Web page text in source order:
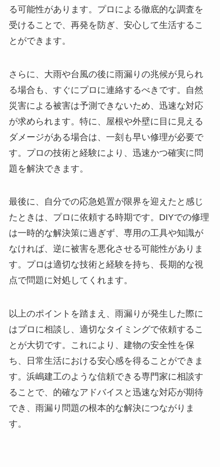
る可能性があります。プロによる徹底的な調査を
受けることで、再発を防ぎ、安心して生活するこ
とができます。
さらに、大雨や台風の後に雨漏りの兆候が見られ
る場合も、すぐにプロに連絡するべきです。自然
災害による被害は予測できないため、迅速な対応
が求められます。特に、屋根や外壁に目に見える
ダメージがある場合は、一刻も早い修理が必要で
す。プロの技術と経験により、迅速かつ確実に問
題を解決できます。
最後に、自分での応急処置が限界を迎えたと感じ
たときは、プロに依頼する時期です。DIYでの修理
は一時的な解決策に過ぎず、専用の工具や知識が
なければ、逆に被害を悪化させる可能性がありま
す。プロは適切な技術と経験を持ち、長期的な視
点で問題に対処してくれます。
以上のポイントを踏まえ、雨漏りが発生した際に
はプロに相談し、適切なタイミングで依頼するこ
とが大切です。これにより、建物の安全性を保
ち、日常生活における安心感を得ることができま
す。浜嶋建工のような信頼できる専門家に相談す
ることで、的確なアドバイスと迅速な対応が期待
でき、雨漏り問題の根本的な解決につながりま
す。